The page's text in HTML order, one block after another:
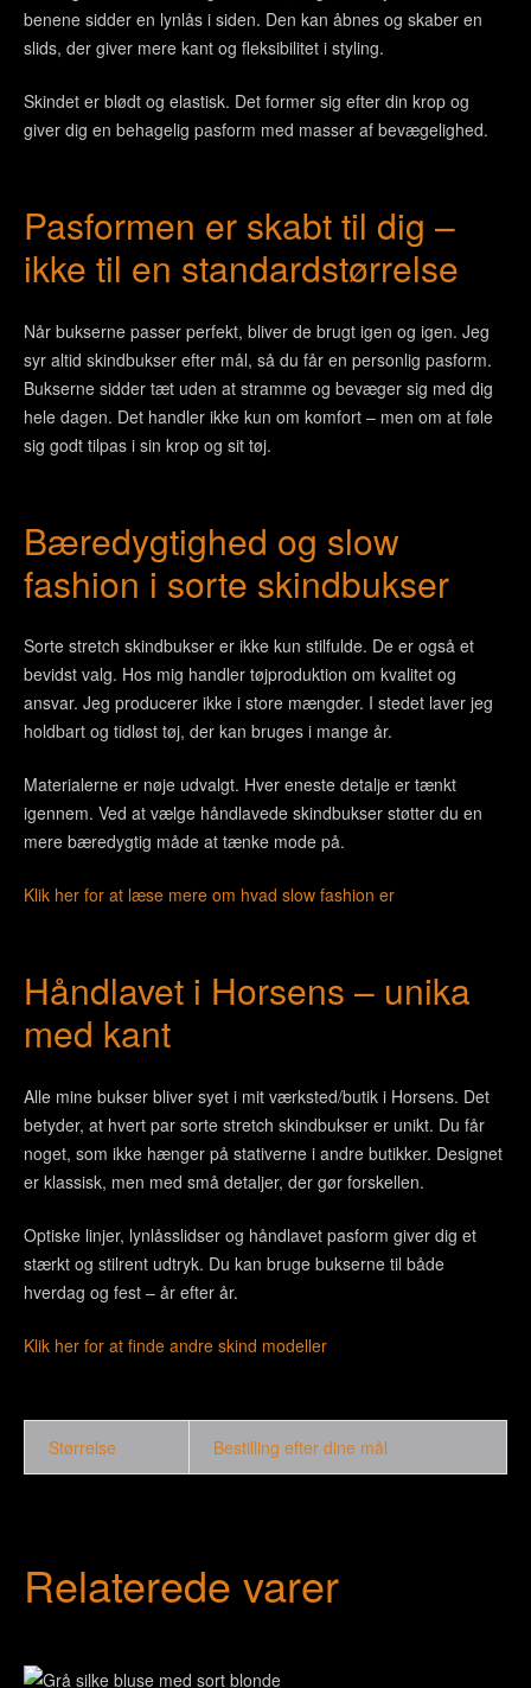
benene sidder en lynlås i siden. Den kan åbnes og skaber en
slids, der giver mere kant og fleksibilitet i styling.
Skindet er blødt og elastisk. Det former sig efter din krop og
giver dig en behagelig pasform med masser af bevægelighed.
Pasformen er skabt til dig –
ikke til en standardstørrelse
Når bukserne passer perfekt, bliver de brugt igen og igen. Jeg
syr altid skindbukser efter mål, så du får en personlig pasform.
Bukserne sidder tæt uden at stramme og bevæger sig med dig
hele dagen. Det handler ikke kun om komfort – men om at føle
sig godt tilpas i sin krop og sit tøj.
Bæredygtighed og slow
fashion i sorte skindbukser
Sorte stretch skindbukser er ikke kun stilfulde. De er også et
bevidst valg. Hos mig handler tøjproduktion om kvalitet og
ansvar. Jeg producerer ikke i store mængder. I stedet laver jeg
holdbart og tidløst tøj, der kan bruges i mange år.
Materialerne er nøje udvalgt. Hver eneste detalje er tænkt
igennem. Ved at vælge håndlavede skindbukser støtter du en
mere bæredygtig måde at tænke mode på.
Klik her for at læse mere om hvad slow fashion er
Håndlavet i Horsens – unika
med kant
Alle mine bukser bliver syet i mit værksted/butik i Horsens. Det
betyder, at hvert par sorte stretch skindbukser er unikt. Du får
noget, som ikke hænger på stativerne i andre butikker. Designet
er klassisk, men med små detaljer, der gør forskellen.
Optiske linjer, lynlåsslidser og håndlavet pasform giver dig et
stærkt og stilrent udtryk. Du kan bruge bukserne til både
hverdag og fest – år efter år.
Klik her for at finde andre skind modeller
Størrelse Bestilling efter dine mål
Relaterede varer